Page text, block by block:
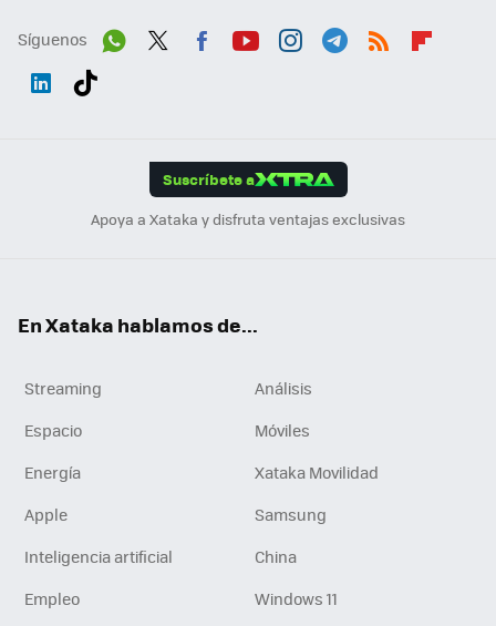
Síguenos
Suscríbete a
Apoya a Xataka y disfruta ventajas exclusivas
En Xataka hablamos de...
Streaming
Análisis
Espacio
Móviles
Energía
Xataka Movilidad
Apple
Samsung
Inteligencia artificial
China
Empleo
Windows 11